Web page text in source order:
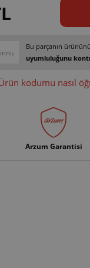
Bu parçanın
uyumluluğunu
kodumu nasıl
Arzum Garantisi